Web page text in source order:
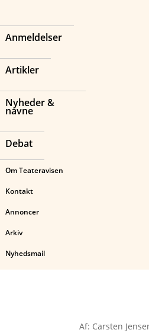
Anmeldelser
Artikler
Nyheder &
navne
Debat
Om Teateravisen
Kontakt
Annoncer
Arkiv
Nyhedsmail
Af: Carsten